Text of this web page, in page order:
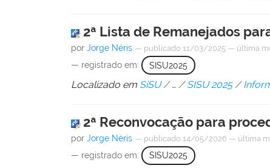
2ª Lista de Remanejados
porJorge Néris — publicado 11/03/2025 — última
— registrado em: SISU2025
Localizado em SiSU /…/SISU 2025 /
2ª Reconvocação para
porJorge Néris — publicado 14/05/2026 — última
— registrado em: SISU2025